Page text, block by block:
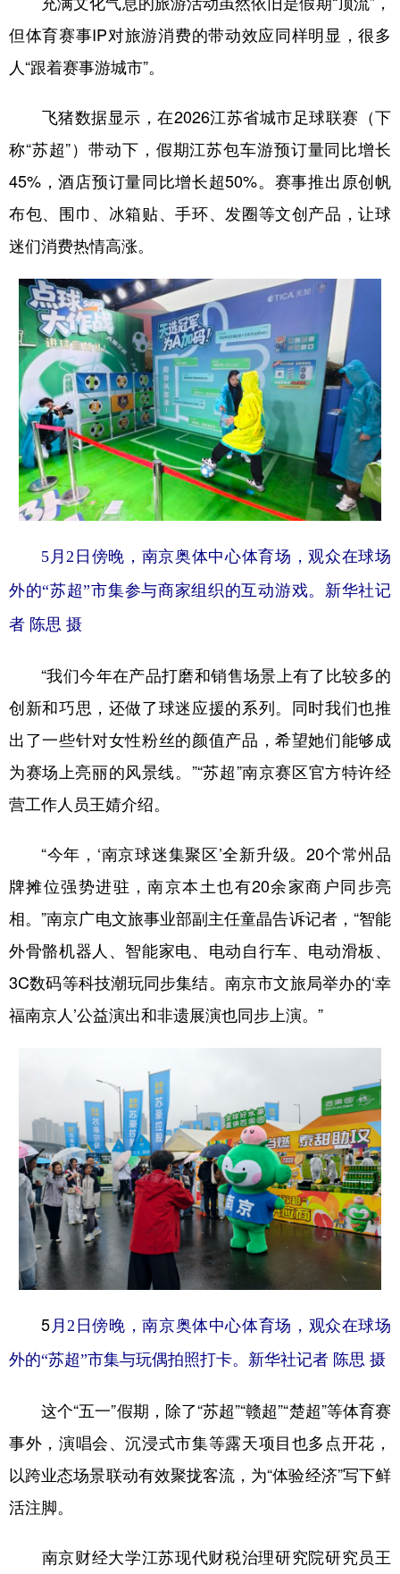
但体育赛事IP对旅游消费的带动效应同样明显，很多
人“跟着赛事游城市”。
飞猪数据显示，在2026江苏省城市足球联赛（下
称“苏超”）带动下，假期江苏包车游预订量同比增长
45%，酒店预订量同比增长超50%。赛事推出原创帆
布包、围巾、冰箱贴、手环、发圈等文创产品，让球
迷们消费热情高涨。
5月2日傍晚，南京奥体中心体育场，观众在球场
外的“苏超”市集参与商家组织的互动游戏。新华社记
者 陈思 摄
“我们今年在产品打磨和销售场景上有了比较多的
创新和巧思，还做了球迷应援的系列。同时我们也推
出了一些针对女性粉丝的颜值产品，希望她们能够成
为赛场上亮丽的风景线。”“苏超”南京赛区官方特许经
营工作人员王婧介绍。
“今年，‘南京球迷集聚区’全新升级。20个常州品
牌摊位强势进驻，南京本土也有20余家商户同步亮
相。”南京广电文旅事业部副主任童晶告诉记者，“智能
外骨骼机器人、智能家电、电动自行车、电动滑板、
3C数码等科技潮玩同步集结。南京市文旅局举办的‘幸
福南京人’公益演出和非遗展演也同步上演。”
5 月2日傍晚，南京奥体中心体育场，观众在球场
外的“苏超”市集与玩偶拍照打卡。新华社记者 陈思 摄
这个“五一”假期，除了“苏超”“赣超”“楚超”等体育赛
事外，演唱会、沉浸式市集等露天项目也多点开花，
以跨业态场景联动有效聚拢客流，为“体验经济”写下鲜
活注脚。
南京财经大学江苏现代财税治理研究院研究员王